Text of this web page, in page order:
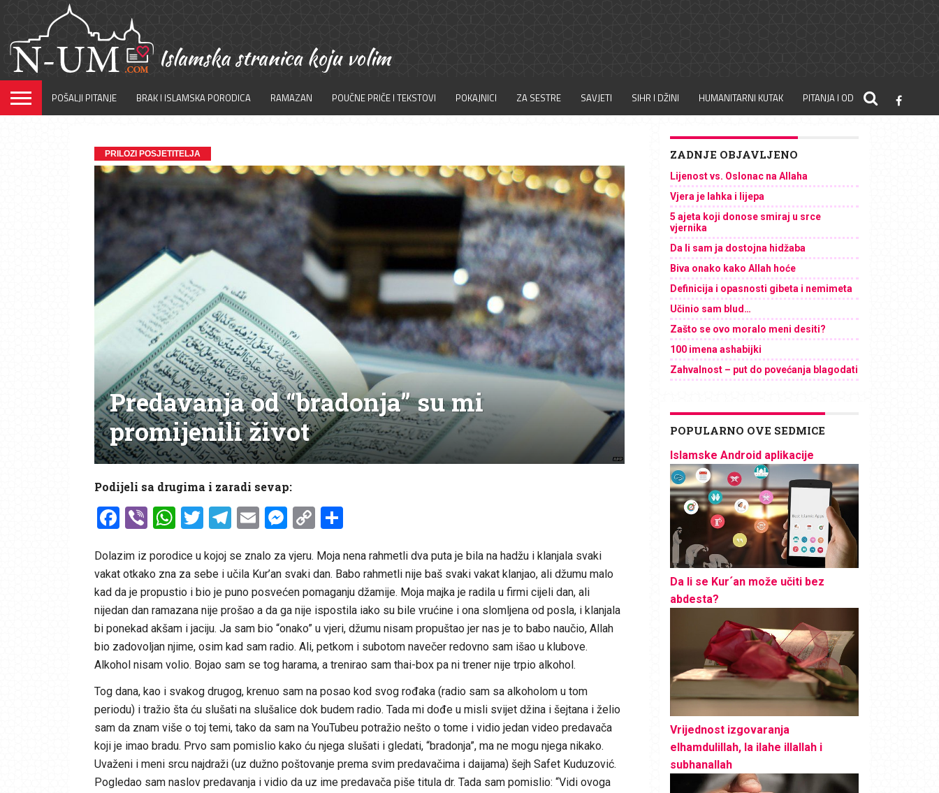
POŠALJI PITANJE BRAK I ISLAMSKA PORODICA RAMAZAN POUČNE PRIČE I TEKSTOVI POKAJNICI ZA SESTRE SAVJETI SIHR I DŽINI HUMANITARNI KUTAK PITANJA I ODGOVORI
PRILOZI POSJETITELJA
Predavanja od “bradonja” su mi
promijenili život
Podijeli sa drugima i zaradi sevap:
Facebook
ViberWhatsApp
Twitter
Telegram
EmailMessenger
Copy
Dolazim iz porodice u kojoj se znalo za vjeru. Moja nena rahmetli dva puta je bila na hadžu i klanjala svaki
vakat otkako zna za sebe i učila Kur’an svaki dan. Babo rahmetli nije baš svaki vakat klanjao, ali džumu malo
kad da je propustio i bio je puno posvećen pomaganju džamije. Moja majka je radila u firmi cijeli dan, ali
nijedan dan ramazana nije prošao a da ga nije ispostila iako su bile vrućine i ona slomljena od posla, i klanjala
bi ponekad akšam i jaciju. Ja sam bio “onako” u vjeri, džumu nisam propuštao jer nas je to babo naučio, Allah
bio zadovoljan njime, osim kad sam radio. Ali, petkom i subotom navečer redovno sam išao u klubove.
Alkohol nisam volio. Bojao sam se tog harama, a trenirao sam thai-box pa ni trener nije trpio alkohol.
Tog dana, kao i svakog drugog, krenuo sam na posao kod svog rođaka (radio sam sa alkoholom u tom
periodu) i tražio šta ću slušati na slušalice dok budem radio. Tada mi dođe u misli svijet džina i šejtana i želio
sam da znam više o toj temi, tako da sam na YouTubeu potražio nešto o tome i vidio jedan video predavača
koji je imao bradu. Prvo sam pomislio kako ću njega slušati i gledati, “bradonja”, ma ne mogu njega nikako.
Uvaženi i meni srcu najdraži (uz dužno poštovanje prema svim predavačima i daijama) šejh Safet Kuduzović.
Pogledao sam naslov predavanja i vidio da uz ime predavača piše titula dr. Tada sam pomislio: “Vidi ovoga
ZADNJE OBJAVLJENO
Lijenost vs. Oslonac na Allaha
Vjera je lahka i lijepa
5 ajeta koji donose smiraj u srce
vjernika
Da li sam ja dostojna hidžaba
Biva onako kako Allah hoće
Definicija i opasnosti gibeta i nemimeta
Učinio sam blud…
Zašto se ovo moralo meni desiti?
100 imena ashabijki
Zahvalnost – put do povećanja blagodati
POPULARNO OVE SEDMICE
Islamske Android aplikacije
Da li se Kur´an može učiti bez
abdesta?
Vrijednost izgovaranja
elhamdulillah, la ilahe illallah i
subhanallah